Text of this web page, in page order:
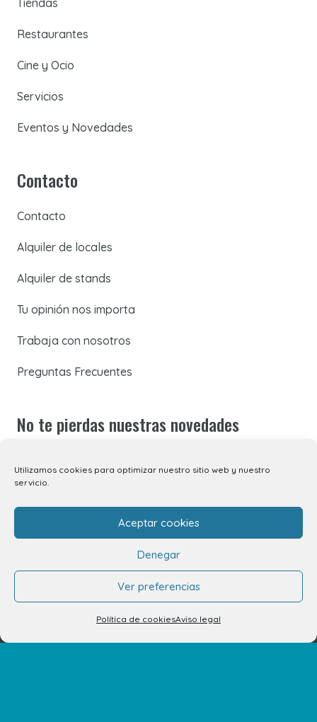
Utilizamos cookies para optimizar nuestro sitio web y nuestro
servicio.
Aceptar cookies
Denegar
Ver preferencias
Política de cookiesAviso legal
Tiendas
Restaurantes
Cine y Ocio
Servicios
Eventos y Novedades
Contacto
Contacto
Alquiler de locales
Alquiler de stands
Tu opinión nos importa
Trabaja con nosotros
Preguntas Frecuentes
No te pierdas nuestras novedades
novedades en tu correo electrónico o síguenos en
©2026 Centro Comercial Atlántico.